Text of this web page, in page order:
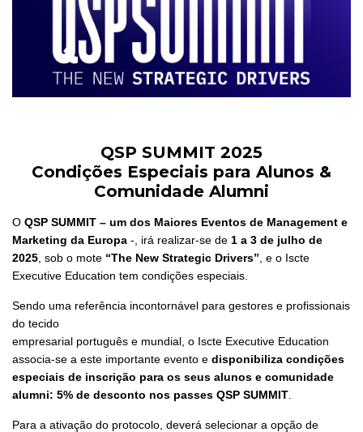
QSP SUMMIT 2025
Condições Especiais para Alunos &
Comunidade Alumni
O QSP SUMMIT – um dos Maiores Eventos de Management e
Marketing da Europa -, irá realizar-se de 1 a 3 de julho de
2025 , sob o mote “The New Strategic Drivers” , e o Iscte
Executive Education tem condições especiais.
Sendo uma referência incontornável para gestores e profissionais
do tecido
empresarial português e mundial, o Iscte Executive Education
associa-se a este importante evento e disponibiliza condições
especiais de inscrição para os seus alunos e comunidade
alumni: 5% de desconto nos passes QSP SUMMIT
Para a ativação do protocolo, deverá selecionar a opção de